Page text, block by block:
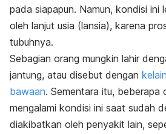
pada siapapun. Namun, kondisi ini
oleh lanjut usia (lansia), karena
tubuhnya.
Sebagian orang mungkin lahir
jantung, atau disebut dengan
bawaan. Sementara itu, beberapa
mengalami kondisi ini saat sudah
diakibatkan oleh penyakit lain,